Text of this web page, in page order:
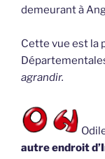
demeurant à
Cette vue est la
agrandir.
autre endroit